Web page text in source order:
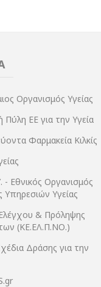
Οργανισμός Υγείας
Πύλη ΕΕ για την Υγεία
Φαρμακεία Κιλκίς
- Εθνικός Οργανισμός
Υπηρεσιών Υγείας
& Πρόληψης
(ΚΕ.ΕΛ.Π.ΝΟ.)
Δράσης για την